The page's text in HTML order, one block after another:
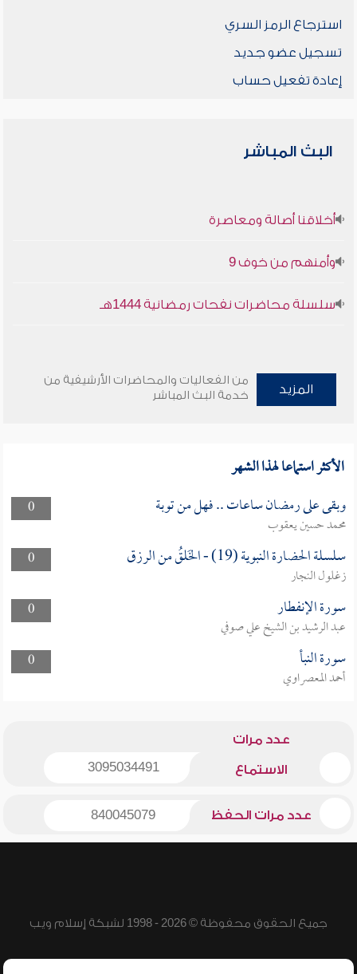
استرجاع الرمز السري
تسجيل عضو جديد
إعادة تفعيل حساب
البث المباشر
أخلاقنا أصالة ومعاصرة
وأمنهم من خوف 9
سلسلة محاضرات نفحات رمضانية 1444هـ
المزيد
من الفعاليات والمحاضرات الأرشيفية من
خدمة البث المباشر
الأكثر استماعا لهذا الشهر
0 وبقى على رمضان ساعات .. فهل من توبة
محمد حسين يعقوب
0
سلسلة الحضارة النبوية (19) - الخَلقُ من الرزق
زغلول النجار
0
سورة الإنفطار
عبد الرشيد بن الشيخ علي صوفي
0
سورة النبأ
أحمد المعصراوي
عدد مرات
الاستماع 3095034491
عدد مرات الحفظ 840045079
جميع الحقوق محفوظة © 2026 - 1998 لشبكة إسلام ويب